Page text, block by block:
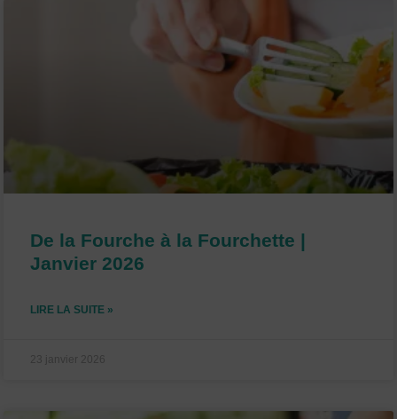
De la Fourche à la Fourchette |
Janvier 2026
LIRE LA SUITE »
23 janvier 2026
g
g
g
e